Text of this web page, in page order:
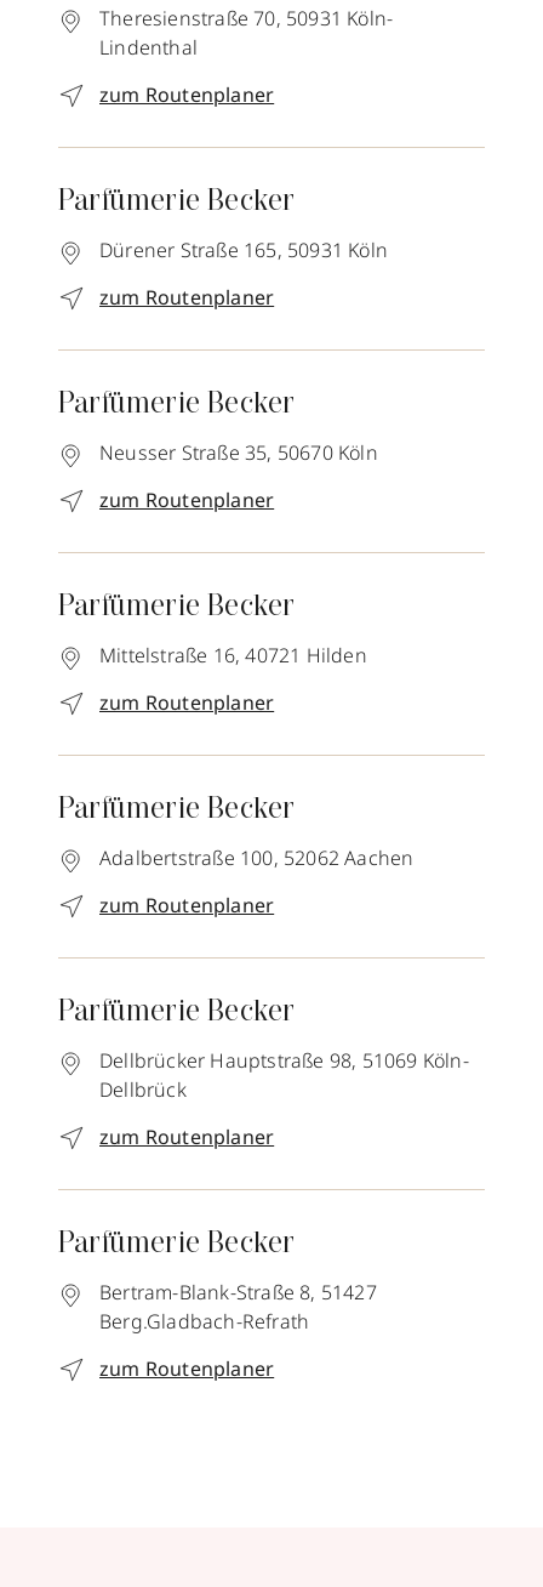
Theresienstraße 70, 50931 Köln-
Lindenthal
zum Routenplaner
Parfümerie Becker
Dürener Straße 165, 50931 Köln
zum Routenplaner
Parfümerie Becker
Neusser Straße 35, 50670 Köln
zum Routenplaner
Parfümerie Becker
Mittelstraße 16, 40721 Hilden
zum Routenplaner
Parfümerie Becker
Adalbertstraße 100, 52062 Aachen
zum Routenplaner
Parfümerie Becker
Dellbrücker Hauptstraße 98, 51069 Köln-
Dellbrück
zum Routenplaner
Parfümerie Becker
Bertram-Blank-Straße 8, 51427
Berg.Gladbach-Refrath
zum Routenplaner